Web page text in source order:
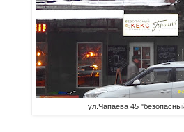
ул.Чапаева 45